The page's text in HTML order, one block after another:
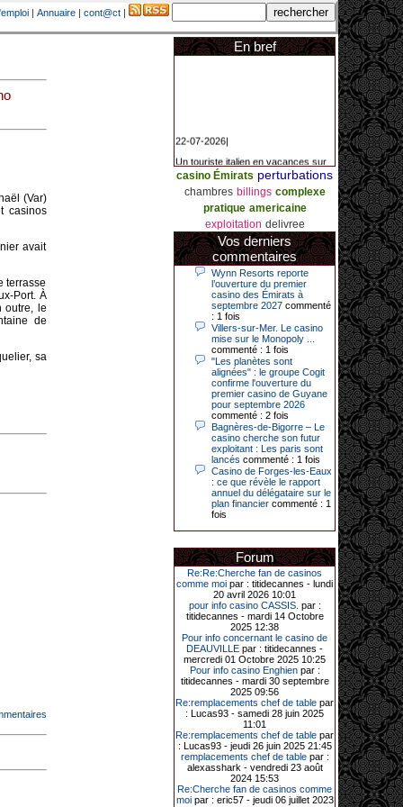
| Annuaire | cont@ct |
(Var)
casinos
avait
terrasse
Port. À
outre, le
de
sa
En bref
la Côte d’Azur a remporté un
jackpot exceptionnel de 84.631
euros dans la nuit de samedi à
dimanche au Casino Barrière Le
Croisette à Cannes. Il s’agit d’un
nouveau record de gains de l’année
2026 pour cet établissement.
14-04-2026|
Dimanche 12 avril 2026, cette date
restera gravée dans la mémoire de
ce joueur du casino de Saint-Quay-
Portrieux (Côtes-d’Armor).
Ce quinquagénaire, habitant Plouha
mais souhaitant garder l’anonymat,
a eu l’énorme surprise de décrocher
un jackpot record de 82 426 €.
Le plus gros gain gagné depuis plus
de 20 ans dans l’établissement.
31-03-2026|
Série de jackpots au casino JOA de
Gujan-Mestras : ce mois de mars a
été fructueux pour quelques
une machine à sous pour une mise
initiale de 5,28 €. Puis quelques
jours plus tard, le vendredi 27 mars,
un joueur a décroché 12 086 euros
sur une autre machine à sous.
Enfin, troisième et dernier jackpot,
record cette fois-ci, le samedi 28
mars dernier. Quelque 111 322
euros ont été remportés sur la table
d’Ultimate Texas Hold’em Poker,
grâce à une mise de 5 euros sur la
case bonus et une quinte flush
royale. Ces gains ont été annoncés
dans un communiqué diffusé par le
casino ce lundi 30 mars en soirée.
11-01-2026|
Dimanche 11 janvier, en soirée, une
cliente retraitée de 78 ans, habitant
casino Émirats perturbations
chambres billings complexe
pratique americaine
exploitation delivree
Vos derniers
commentaires
Wynn Resorts reporte
l’ouverture du premier
casino des Émirats à
septembre 2027 commenté
: 1 fois
Villers-sur-Mer. Le casino
mise sur le Monopoly ...
commenté : 1 fois
"Les planètes sont
alignées" : le groupe Cogit
confirme l'ouverture du
premier casino de Guyane
pour septembre 2026
commenté : 2 fois
Bagnères-de-Bigorre – Le
casino cherche son futur
exploitant : Les paris sont
lancés commenté : 1 fois
Casino de Forges-les-Eaux
: ce que révèle le rapport
annuel du délégataire sur le
plan financier commenté : 1
fois
Forum
Re:Re:Cherche fan de casinos
comme moi par : titidecannes - lundi
20 avril 2026 10:01
pour info casino CASSIS. par :
titidecannes - mardi 14 Octobre
2025 12:38
Pour info concernant le casino de
DEAUVILLE par : titidecannes -
mercredi 01 Octobre 2025 10:25
Pour info casino Enghienpar :
titidecannes - mardi 30 septembre
2025 09:56
Re:remplacements chef de table par
: Lucas93 - samedi 28 juin 2025
11:01
Re:remplacements chef de table par
: Lucas93 - jeudi 26 juin 2025 21:45
remplacements chef de tablepar :
alexasshark - vendredi 23 août
2024 15:53
Re:Cherche fan de casinos comme
moipar : eric57 - jeudi 06 juillet 2023